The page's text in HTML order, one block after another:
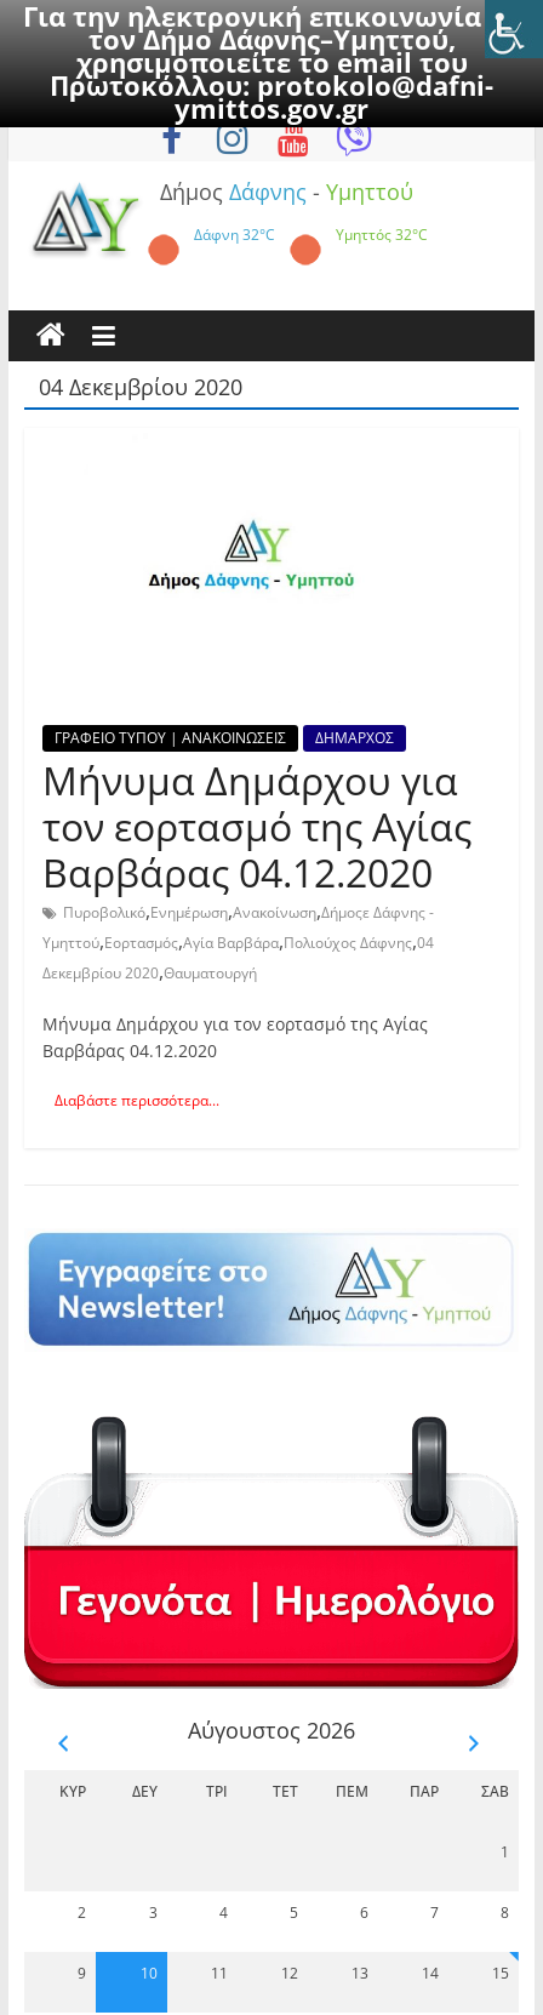
Για την ηλεκτρονική επικοινωνία με
τον Δήμο Δάφνης–Υμηττού,
χρησιμοποιείτε το email του
Πρωτοκόλλου:protokolo@dafni-
ymittos.gov.gr
to
Δευτέρα, 10 Αυγούστου 2026
Δήμος Δάφνης - Υμηττού
Δάφνη32°C Υμηττός32°C
04 Δεκεμβρίου 2020
ΓΡΑΦΕΙΟ ΤΥΠΟΥ | ΑΝΑΚΟΙΝΩΣΕΙΣ ΔΗΜΑΡΧΟΣ
Μήνυμα Δημάρχου για
τον εορτασμό της Αγίας
Βαρβάρας 04.12.2020
Πυροβολικό,Ενημέρωση,Ανακοίνωση,Δήμοςε Δάφνης -
Υμηττού,Εορτασμός,Αγία Βαρβάρα,Πολιούχος Δάφνης,04
Δεκεμβρίου 2020,Θαυματουργή
Μήνυμα Δημάρχου για τον εορτασμό της Αγίας
Βαρβάρας 04.12.2020
Διαβάστε περισσότερα...
Αύγουστος 2026
ΚΥΡ ΔΕΥ ΤΡΊ ΤΕΤ ΠΈΜ ΠΑΡ ΣΆΒ
1
2 3 4 5 6 7 8
9 10 11 12 13 14 15